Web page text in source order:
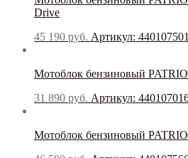
PATRIOT
TVX(0)
Vinnermyer(0)
WgClean(0)
Drive
45 190 руб. Артикул: 440107501
Мотоблок бензиновый
31 890 руб. Артикул:
Мотоблок бензиновый